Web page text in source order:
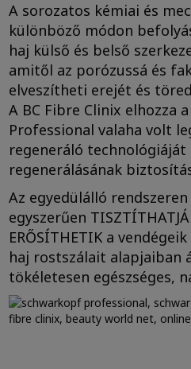
A sorozatos kémiai és
különböző módon
haj külső és belső
amitől az porózussá és
elveszítheti erejét és
A BC Fibre Clinix elhozza
Professional valaha volt
regeneráló
regenerálásának
Az egyedülálló
egyszerűen
ERŐSÍTHETIK a
haj rostszálait alapjaiban
tökéletesen egészséges,